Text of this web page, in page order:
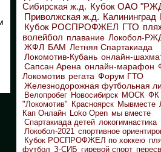
Сибирская ж.д. Кубок ОАО
Приволжская ж.д. Калининград
Кубок РОСПРОФЖЕЛ ГТО
волейбол плавание Локобол-
ЖФЛ БАМ Летняя Спартакиада
Локомотив-Кубань онлайн-
Сапсан Арена онлайн-марафон
Локомотив регата Форум ГТО
Железнодорожная футбольная
Велопробег Новосибирск МОСК ФК
"Локомотив" Красноярск Мывместе
Кап Онлайн Loko Open мы вместе
Спартакиада детей локогимнастика
Локобол-2021 спортивное
Кубок РОСПРОФЖЕЛ по хоккею
футбол З-СИБ гиревой спорт